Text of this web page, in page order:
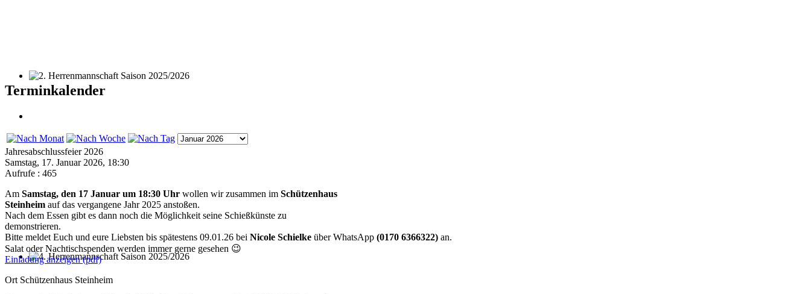
2. Herrenmannschaft Saison 2025/2026
4. Herrenmannschaft Saison 2025/2026
Terminkalender
Jahresabschlussfeier 2026
Samstag, 17. Januar 2026, 18:30
Aufrufe : 465
Am Samstag, den 17 Januar um 18:30 Uhr wollen wir zusammen im Schützenhaus
Steinheim auf das vergangene Jahr 2025 anstoßen.
Nach dem Essen gibt es dann noch die Möglichkeit seine Schießkünste zu
demonstrieren.
Bitte meldet Euch und eure Liebsten bis spätestens 09.01.26 bei Nicole Schielke über WhatsApp (0170 6366322) an.
Salat oder Nachtischspenden werden immer gerne gesehen 😉
Einladung anzeigen (pdf)
Ort Schützenhaus Steinheim